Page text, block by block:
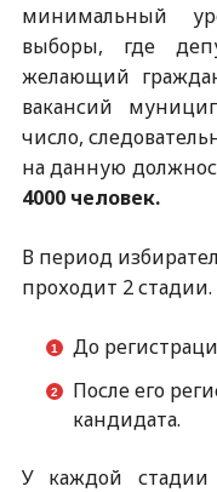
минимальный
выборы, где
желающий
вакансий
число,
на данную
4000 человек.
В период
проходит 2 стадии.
До
После его
кандидата.
У каждой стадии